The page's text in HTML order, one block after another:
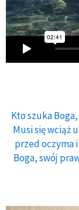
Kto szuka
Musi się wciąż
przed oczyma
Boga, swój